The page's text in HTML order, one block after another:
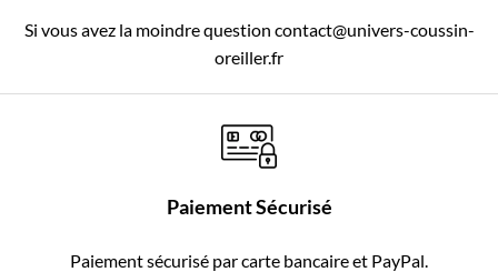
Si vous avez la moindre question contact@univers-coussin-
oreiller.fr
Paiement Sécurisé
Paiement sécurisé par carte bancaire et PayPal.